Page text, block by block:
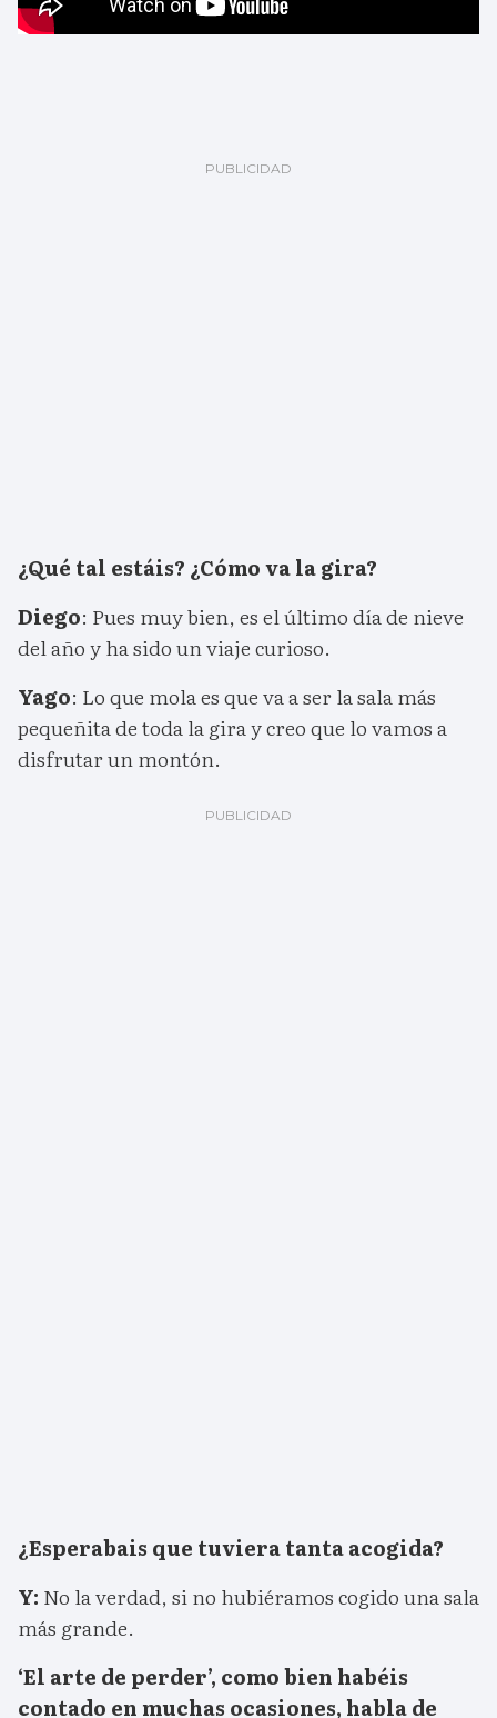
¿Qué tal estáis? ¿Cómo va la gira?
Diego: Pues muy bien, es el último día de nieve
del año y ha sido un viaje curioso.
Yago: Lo que mola es que va a ser la sala más
pequeñita de toda la gira y creo que lo vamos a
disfrutar un montón.
¿Esperabais que tuviera tanta acogida?
Y: No la verdad, si no hubiéramos cogido una sala
más grande.
‘El arte de perder’, como bien habéis
contado en muchas ocasiones, habla de